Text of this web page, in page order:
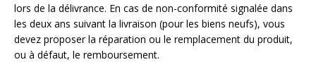
lors de la délivrance. En cas de non-conformité signalée dans
les deux ans suivant la livraison (pour les biens neufs), vous
devez proposer la réparation ou le remplacement du produit,
ou à défaut, le remboursement.